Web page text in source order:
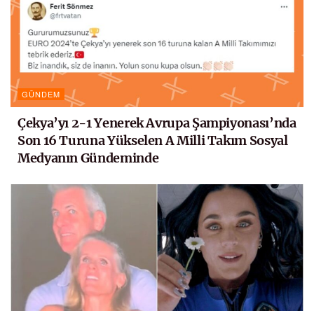
GÜNDEM
Çekya’yı 2-1 Yenerek Avrupa Şampiyonası’nda
Son 16 Turuna Yükselen A Milli Takım Sosyal
Medyanın Gündeminde